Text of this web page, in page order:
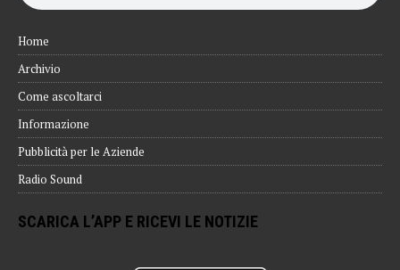
Home
Archivio
Come ascoltarci
Informazione
Pubblicità per le Aziende
Radio Sound
SCARICA L’APP E RICEVI LE NOTIZIE